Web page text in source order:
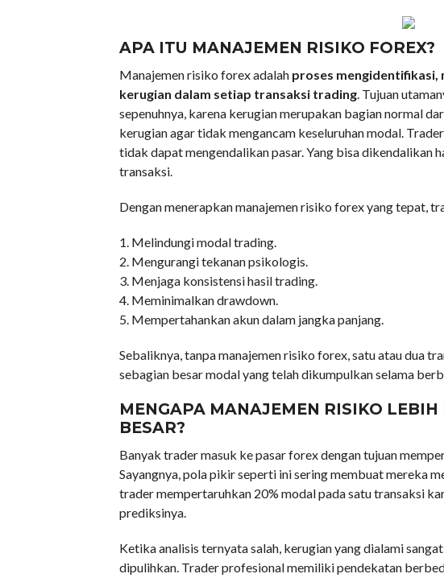
APA ITU MANAJEMEN RISIKO FOREX?
Manajemen risiko forex adalah proses mengidentifikasi,
kerugian dalam setiap transaksi trading. Tujuan
sepenuhnya, karena kerugian merupakan bagian normal
kerugian agar tidak mengancam keseluruhan modal.
tidak dapat mengendalikan pasar. Yang bisa dikendalikan
transaksi.
Dengan menerapkan manajemen risiko forex yang tepat,
1. Melindungi modal trading.
2. Mengurangi tekanan psikologis.
3. Menjaga konsistensi hasil trading.
4. Meminimalkan drawdown.
5. Mempertahankan akun dalam jangka panjang.
Sebaliknya, tanpa manajemen risiko forex, satu atau dua
sebagian besar modal yang telah dikumpulkan selama
MENGAPA MANAJEMEN RISIKO
BESAR?
Banyak trader masuk ke pasar forex dengan tujuan
Sayangnya, pola pikir seperti ini sering membuat mereka
trader mempertaruhkan 20% modal pada satu transaksi
prediksinya.
Ketika analisis ternyata salah, kerugian yang dialami
dipulihkan. Trader profesional memiliki pendekatan